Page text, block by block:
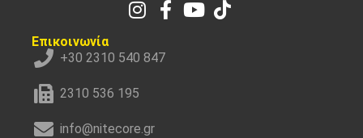
Επικοινωνία
+30 2310 540 847
2310 536 195
info@nitecore.gr